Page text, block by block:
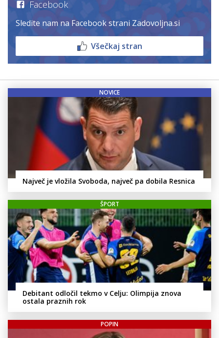
Facebook
Sledite nam na Facebook strani Zadovoljna.si
Všečkaj stran
NOVICE
Največ je vložila Svoboda, največ pa dobila Resnica
ŠPORT
Debitant odločil tekmo v Celju: Olimpija znova
ostala praznih rok
POPIN